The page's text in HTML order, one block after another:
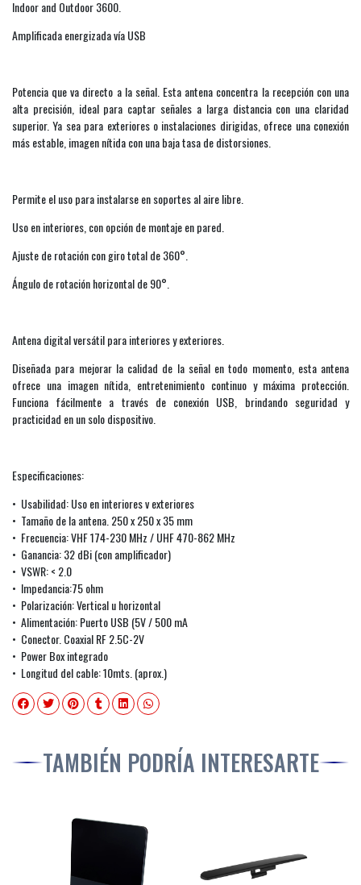
Indoor and Outdoor 3600.
Amplificada energizada vía USB
Potencia que va directo a la señal. Esta antena concentra la recepción con una
alta precisión, ideal para captar señales a larga distancia con una claridad
superior. Ya sea para exteriores o instalaciones dirigidas, ofrece una conexión
más estable, imagen nítida con una baja tasa de distorsiones.
Permite el uso para instalarse en soportes al aire libre.
Uso en interiores, con opción de montaje en pared.
Ajuste de rotación con giro total de 360°.
Ángulo de rotación horizontal de 90°.
Antena digital versátil para interiores y exteriores.
Diseñada para mejorar la calidad de la señal en todo momento, esta antena
ofrece una imagen nítida, entretenimiento continuo y máxima protección.
Funciona fácilmente a través de conexión USB, brindando seguridad y
practicidad en un solo dispositivo.
Especificaciones:
• Usabilidad: Uso en interiores v exteriores
• Tamaño de la antena. 250 x 250 x 35 mm
• Frecuencia: VHF 174-230 MHz / UHF 470-862 MHz
• Ganancia: 32 dBi (con amplificador)
• VSWR: < 2.0
• Impedancia:75 ohm
• Polarización: Vertical u horizontal
• Alimentación: Puerto USB (5V / 500 mA
• Conector. Coaxial RF 2.5C-2V
• Power Box integrado
• Longitud del cable: 10mts. (aprox.)
TAMBIÉN PODRÍA INTERESARTE